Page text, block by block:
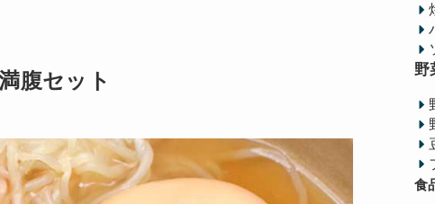
腹セット 野
食